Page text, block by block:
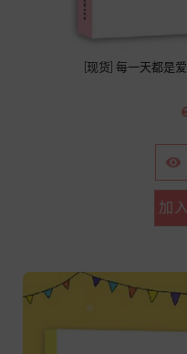
[现货] 每一天都是
价

加